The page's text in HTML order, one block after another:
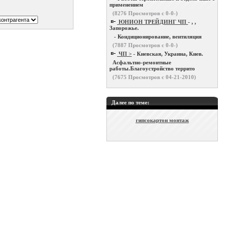
применением
(8276 Просмотров с 0-0-)
ЮНИОН ТРЕЙДИНГ ЧП - , ,
Запорожье.
- Кондиционирование, вентиляция
(7887 Просмотров с 0-0-)
ЧП > - Киевская, Украина, Киев.
Асфальтно-ремонтные
работы.Благоустройство террито
(7675 Просмотров с 04-21-2010)
Далее по теме:
гипсокартон монтаж